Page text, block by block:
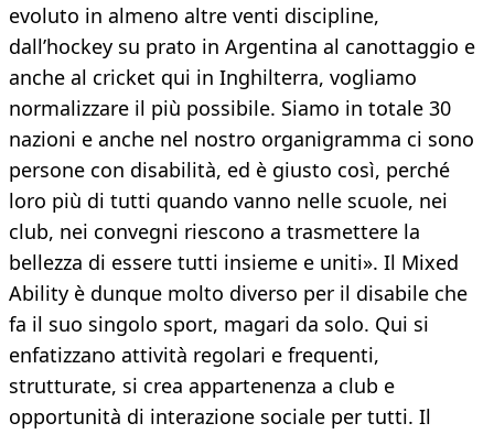
evoluto in almeno altre venti discipline,
dall’hockey su prato in Argentina al canottaggio e
anche al cricket qui in Inghilterra, vogliamo
normalizzare il più possibile. Siamo in totale 30
nazioni e anche nel nostro organigramma ci sono
persone con disabilità, ed è giusto così, perché
loro più di tutti quando vanno nelle scuole, nei
club, nei convegni riescono a trasmettere la
bellezza di essere tutti insieme e uniti». Il Mixed
Ability è dunque molto diverso per il disabile che
fa il suo singolo sport, magari da solo. Qui si
enfatizzano attività regolari e frequenti,
strutturate, si crea appartenenza a club e
opportunità di interazione sociale per tutti. Il